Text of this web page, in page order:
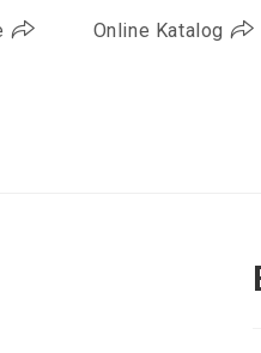
Online Katalog